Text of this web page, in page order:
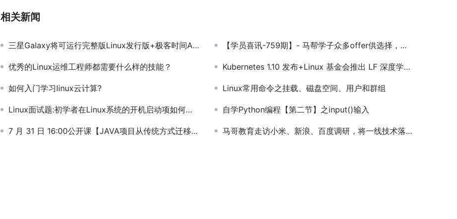
相关新闻
三星Galaxy将可运行完整版Linux发行版+极客时间App发布当日用户破万【马哥教育早报-127期】 【学员喜讯-759期】- 马帮学子众多offer供选择，找工作一看发展，二看薪资，在马哥教育学到了真正的技术，跳槽加薪才更有优势！
优秀的Linux运维工程师都需要什么样的技能？ Kubernetes 1.10 发布+Linux 基金会推出 LF 深度学习基金会【马哥教育早报-228期】
如何入门学习linux云计算? Linux常用命令之挂载、磁盘空间、用户和群组
Linux面试题:初学者在Linux系统的开机启动项如何选择？ 自学Python编程【第二节】之input()输入
7 月 31 日 16:00公开课【JAVA项目从传统方式迁移到容器和k8s私有云上】 马哥教育走访小米、新浪、百度调研，将一线技术落地课堂